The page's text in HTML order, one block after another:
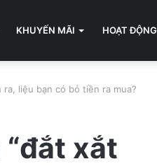
KHUYẾN MÃI HOẠT ĐỘNG
liệu bạn có bỏ tiền ra mua?
xắt